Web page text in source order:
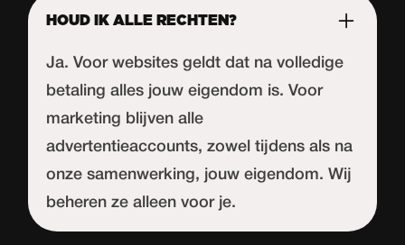
HOUD IK ALLE RECHTEN?
Ja. Voor websites geldt dat na volledige
betaling alles jouw eigendom is. Voor
marketing blijven alle
advertentieaccounts, zowel tijdens als na
onze samenwerking, jouw eigendom. Wij
beheren ze alleen voor je.